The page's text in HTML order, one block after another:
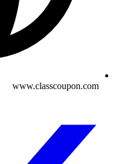
www.classcoupon.com